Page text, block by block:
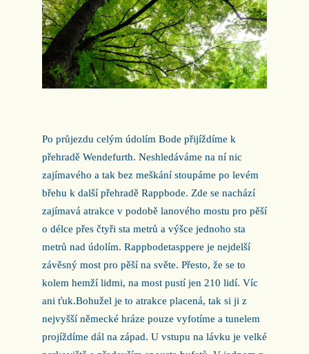
Po průjezdu celým údolím Bode přijíždíme k
přehradě Wendefurth. Neshledáváme na ní nic
zajímavého a tak bez meškání stoupáme po levém
břehu k další přehradě Rappbode. Zde se nachází
zajímavá atrakce v podobě lanového mostu pro pěší
o délce přes čtyři sta metrů a výšce jednoho sta
metrů nad údolím. Rappbodetasppere je nejdelší
závěsný most pro pěší na světe. Přesto, že se to
kolem hemží lidmi, na most pustí jen 210 lidí. Víc
ani ťuk.Bohužel je to atrakce placená, tak si ji z
nejvyšší německé hráze pouze vyfotíme a tunelem
projíždíme dál na západ. U vstupu na lávku je velké